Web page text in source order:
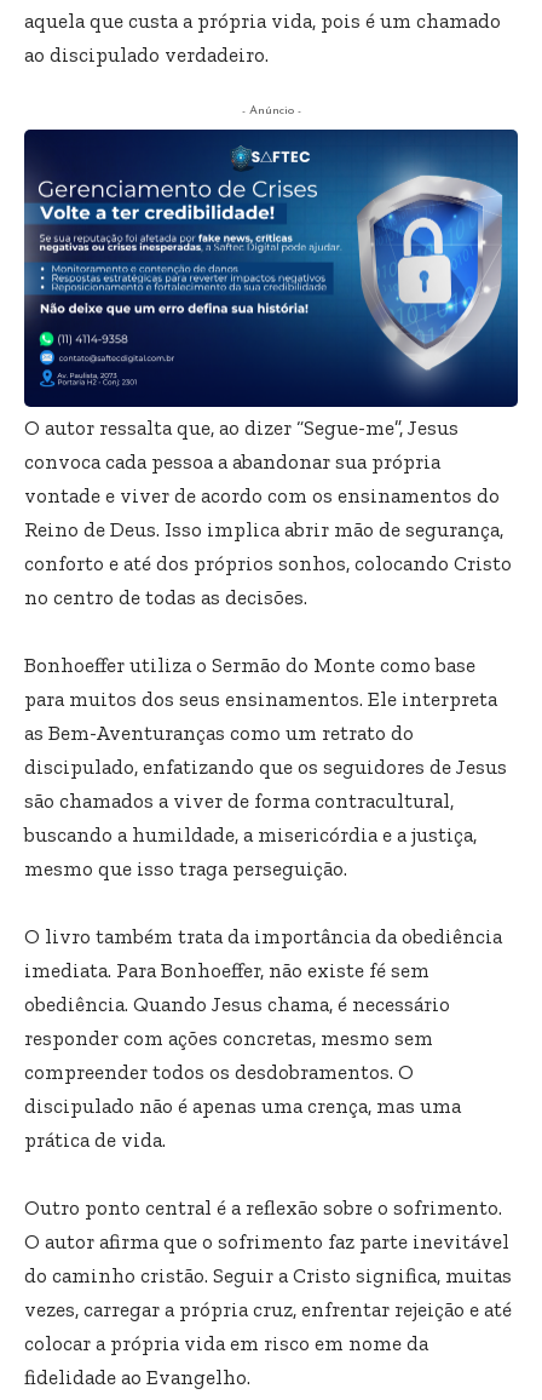
aquela que custa a própria vida, pois é um chamado
ao discipulado verdadeiro.
- Anúncio -
O autor ressalta que, ao dizer “Segue-me”, Jesus
convoca cada pessoa a abandonar sua própria
vontade e viver de acordo com os ensinamentos do
Reino de Deus. Isso implica abrir mão de segurança,
conforto e até dos próprios sonhos, colocando Cristo
no centro de todas as decisões.
Bonhoeffer utiliza o Sermão do Monte como base
para muitos dos seus ensinamentos. Ele interpreta
as Bem-Aventuranças como um retrato do
discipulado, enfatizando que os seguidores de Jesus
são chamados a viver de forma contracultural,
buscando a humildade, a misericórdia e a justiça,
mesmo que isso traga perseguição.
O livro também trata da importância da obediência
imediata. Para Bonhoeffer, não existe fé sem
obediência. Quando Jesus chama, é necessário
responder com ações concretas, mesmo sem
compreender todos os desdobramentos. O
discipulado não é apenas uma crença, mas uma
prática de vida.
Outro ponto central é a reflexão sobre o sofrimento.
O autor afirma que o sofrimento faz parte inevitável
do caminho cristão. Seguir a Cristo significa, muitas
vezes, carregar a própria cruz, enfrentar rejeição e até
colocar a própria vida em risco em nome da
fidelidade ao Evangelho.